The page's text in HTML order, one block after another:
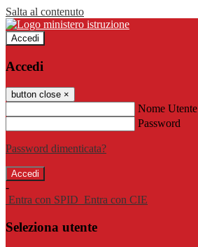
Salta al contenuto
Accedi
Accedi
button close ×
Nome Utente
Password
Password dimenticata?
-
Entra con SPID Entra con CIE
Seleziona utente